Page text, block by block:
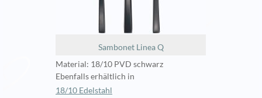
Sambonet Linea Q
Material: 18/10 PVD schwarz
Ebenfalls erhältlich in
18/10 Edelstahl